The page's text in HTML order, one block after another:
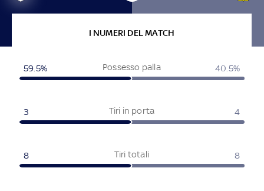
I NUMERI DEL MATCH
Possesso palla
59.5% 40.5%
Tiri in porta
3 4
Tiri totali
8 8